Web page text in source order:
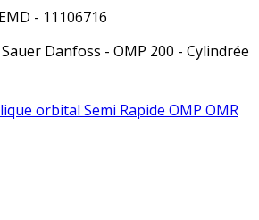
- 11106716
Danfoss - OMP 200 - Cylindrée
orbital Semi Rapide OMP OMR